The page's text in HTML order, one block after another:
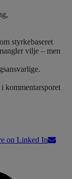
styrkebaseret
vilje – men
kommentarsporet
on Linked In